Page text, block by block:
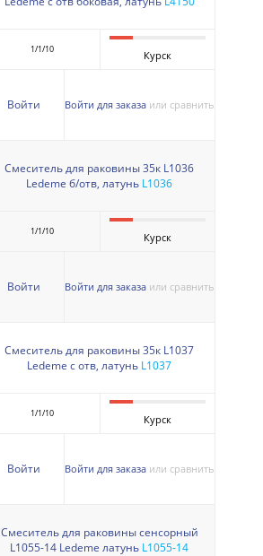
1/1/10 Курск
Войти Войти для заказа или сравнить
Смеситель для раковины 35к L1036
Ledeme б/отв, латунь L1036
1/1/10 Курск
Войти Войти для заказа или сравнить
Смеситель для раковины 35к L1037
Ledeme с отв, латунь L1037
1/1/10 Курск
Войти Войти для заказа или сравнить
Смеситель для раковины сенсорный
L1055-14 Ledeme латунь L1055-14